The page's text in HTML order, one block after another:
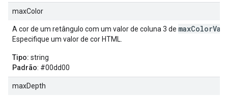
maxColor
A cor de um retângulo com um valor de coluna 3 de
Especifique um valor de cor HTML.
Tipo: string
Padrão: #00dd00
maxDepth